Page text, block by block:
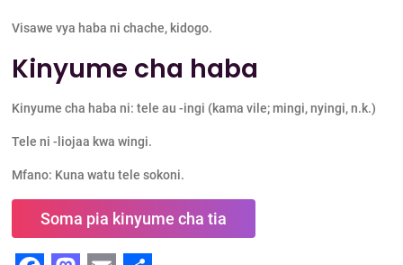
Visawe vya haba ni chache, kidogo.
Kinyume cha haba
Kinyume cha haba ni: tele au -ingi (kama vile; mingi, nyingi, n.k.)
Tele ni -liojaa kwa wingi.
Mfano: Kuna watu tele sokoni.
Soma pia kinyume cha tia